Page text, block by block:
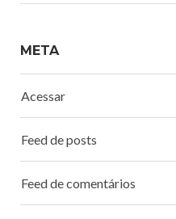
META
Acessar
Feed de posts
Feed de comentários